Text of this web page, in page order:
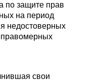
по защите прав
на период
недостоверных
свои